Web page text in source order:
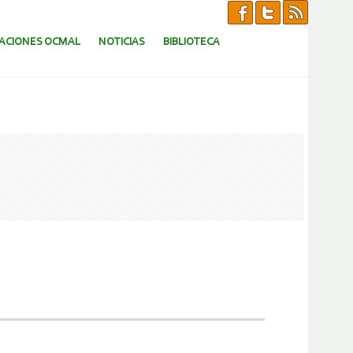
OCMAL NOTICIAS BIBLIOTECA